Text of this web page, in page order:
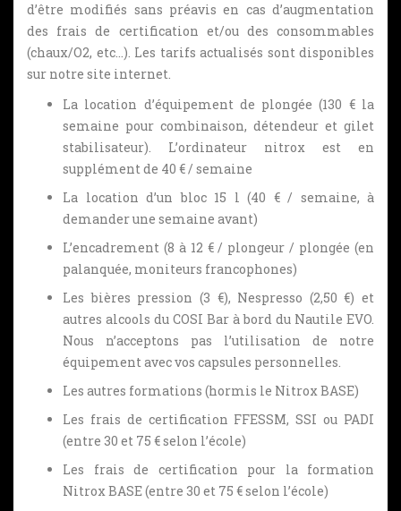
d’être modifiés sans préavis en cas d’augmentation
des frais de certification et/ou des consommables
(chaux/O2, etc…). Les tarifs actualisés sont disponibles
sur notre site internet.
La location d’équipement de plongée (130 € la
semaine pour combinaison, détendeur et gilet
stabilisateur). L’ordinateur nitrox est en
supplément de 40 € / semaine
La location d’un bloc 15 l (40 € / semaine, à
demander une semaine avant)
L’encadrement (8 à 12 € / plongeur / plongée (en
palanquée, moniteurs francophones)
Les bières pression (3 €), Nespresso (2,50 €) et
autres alcools du COSI Bar à bord du Nautile EVO.
Nous n’acceptons pas l’utilisation de notre
équipement avec vos capsules personnelles.
Les autres formations (hormis le Nitrox BASE)
Les frais de certification FFESSM, SSI ou PADI
(entre 30 et 75 € selon l’école)
Les frais de certification pour la formation
Nitrox BASE (entre 30 et 75 € selon l’école)